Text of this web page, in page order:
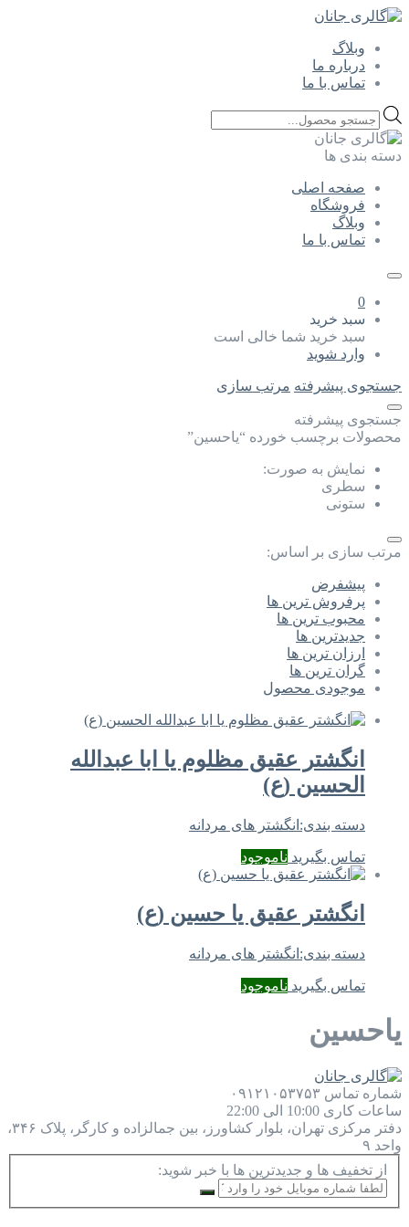
وبلاگ
درباره ما
تماس با ما
Products
search
دسته بندی ها
صفحه اصلی
فروشگاه
وبلاگ
تماس با ما
0
سبد خرید
سبد خرید شما خالی است
وارد شوید
جستجوی پیشرفته مرتب سازی
جستجوی پیشرفته
محصولات برچسب خورده “یاحسین”
نمایش به صورت:
سطری
ستونی
مرتب سازی بر اساس:
پیشفرض
پرفروش ترین ها
محبوب ترین ها
جدیدترین ها
ارزان ترین ها
گران ترین ها
موجودی محصول
انگشتر عقیق مظلوم یا ابا عبدالله
الحسین (ع)
دسته بندی: انگشتر های مردانه
تماس بگیرید ناموجود
انگشتر عقیق یا حسین (ع)
دسته بندی: انگشتر های مردانه
تماس بگیرید ناموجود
یاحسین
شماره تماس ۰۹۱۲۱۰۵۳۷۵۳
ساعات کاری 10:00 الی 22:00
دفتر مرکزی
تهران، بلوار کشاورز، بین جمالزاده و کارگر، پلاک ۳۴۶،
واحد ۹
از تخفیف ها و جدیدترین ها با خبر شوید: